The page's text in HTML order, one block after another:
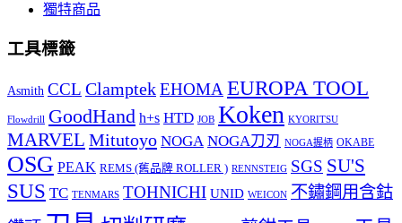
獨特商品
工具標籤
Asmith CCL ClamptekEHOMA EUROPA TOOL
Flowdrill GoodHand h+s HTD JOB Koken KYORITSU
MARVEL Mitutoyo NOGA NOGA刀刃 NOGA握柄 OKABE
OSG PEAK REMS (舊品牌 ROLLER ) RENNSTEIG SGS SU'S
SUS TC TENMARS TOHNICHI UNID WEICON 不鏽鋼用含鈷